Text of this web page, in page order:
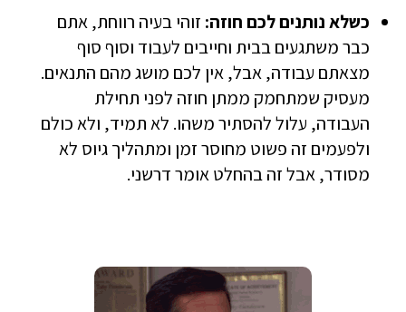
כשלא נותנים לכם חוזה: זוהי בעיה רווחת, אתם
כבר משתגעים בבית וחייבים לעבוד וסוף סוף
מצאתם עבודה, אבל, אין לכם מושג מהם התנאים.
מעסיק שמתחמק ממתן חוזה לפני תחילת
העבודה, עלול להסתיר משהו. לא תמיד, ולא כולם
ולפעמים זה פשוט מחוסר זמן ומתהליך גיוס לא
מסודר, אבל זה בהחלט אומר דרשני.